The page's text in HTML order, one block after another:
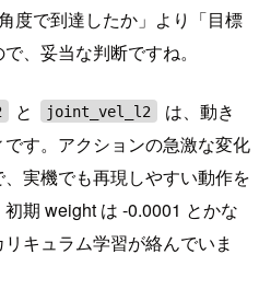
度で到達したか」より「目標
、妥当な判断ですね。
と joint_vel_l2
は、動き
す。アクションの急激な変化
実機でも再現しやすい動作を
期 weight は -0.0001 とかな
キュラム学習が絡んでいま